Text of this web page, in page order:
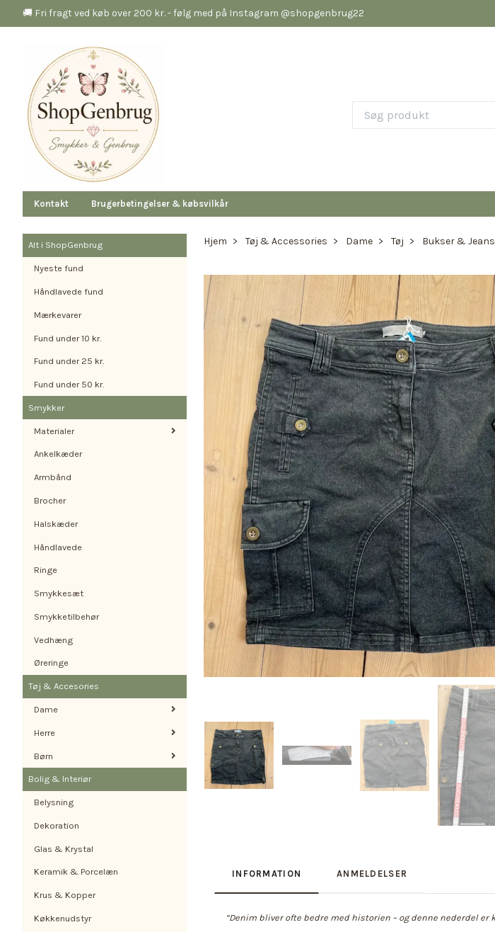
🚚 Fri fragt ved køb over 200 kr. - følg med på Instagram @shopgenbrug22
Kontakt Brugerbetingelser & købsvilkår
Alt i ShopGenbrug
Nyeste fund
Håndlavede fund
Mærkevarer
Fund under 10 kr.
Fund under 25 kr.
Fund under 50 kr.
Smykker
Materialer
Ankelkæder
Armbånd
Brocher
Halskæder
Håndlavede
Ringe
Smykkesæt
Smykketilbehør
Vedhæng
Øreringe
Tøj & Accesories
Dame
Herre
Børn
Bolig & Interiør
Belysning
Dekoration
Glas & Krystal
Keramik & Porcelæn
Krus & Kopper
Køkkenudstyr
Hjem Tøj & Accessories Dame Tøj Bukser & Jeans
INFORMATION ANMELDELSER
“Denim bliver ofte bedre med historien – og denne nederdel